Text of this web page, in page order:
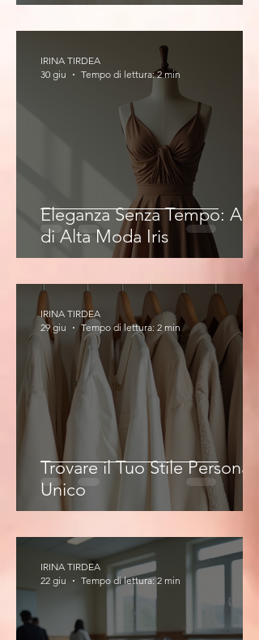
Eleganza Senza Tempo: Abiti
di Alta Moda Iris
IRINA TIRDEA
30 giu
Tempo di lettura: 2 min
Trovare il Tuo Stile Personale
Unico
IRINA TIRDEA
29 giu
Tempo di lettura: 2 min
IRINA TIRDEA
22 giu
Tempo di lettura: 2 min